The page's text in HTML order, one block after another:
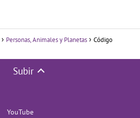
Personas, Animales y Planetas
Código
Subir
YouTube